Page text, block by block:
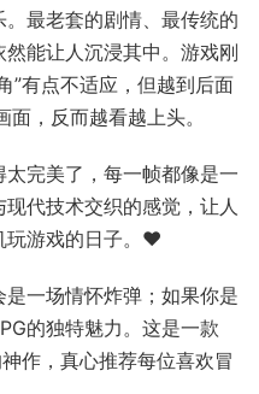
最老套的剧情、最传统的
能让人沉浸其中。游戏刚
”有点不适应，但越到后面
，反而越看越上头。
完美了，每一帧都像是一
代技术交织的感觉，让人
玩游戏的日子。❤️
一场情怀炸弹；如果你是
的独特魅力。这是一款
作，真心推荐每位喜欢冒